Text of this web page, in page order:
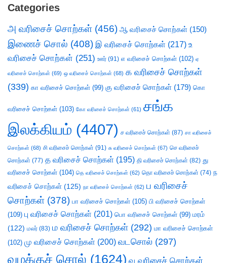
Categories
அ வரிசைச் சொற்கள் (456) ஆ வரிசைச் சொற்கள் (150)
இணைச் சொல் (408) இ வரிசைச் சொற்கள் (217) உ
வரிசைச் சொற்கள் (251) ஊர் (91) எ வரிசைச் சொற்கள் (102) ஏ
வரிசைச் சொற்கள் (69) ஒ வரிசைச் சொற்கள் (68) க வரிசைச் சொற்கள்
(339) கா வரிசைச் சொற்கள் (99) கு வரிசைச் சொற்கள் (179) கொ
வரிசைச் சொற்கள் (103) கோ வரிசைச் சொற்கள் (61) சங்க
இலக்கியம் (4407) ச வரிசைச் சொற்கள் (87) சா வரிசைச்
சொற்கள் (68) சி வரிசைச் சொற்கள் (91) சு வரிசைச் சொற்கள் (67) செ வரிசைச்
சொற்கள் (77) த வரிசைச் சொற்கள் (195) தி வரிசைச் சொற்கள் (82) து
வரிசைச் சொற்கள் (104) தெ வரிசைச் சொற்கள் (62) தொ வரிசைச் சொற்கள் (74) ந
வரிசைச் சொற்கள் (125) நா வரிசைச் சொற்கள் (62) ப வரிசைச்
சொற்கள் (378) பா வரிசைச் சொற்கள் (105) பி வரிசைச் சொற்கள்
(109) பு வரிசைச் சொற்கள் (201) பொ வரிசைச் சொற்கள் (99) மரம்
(122) மலர் (83) ம வரிசைச் சொற்கள் (292) மா வரிசைச் சொற்கள்
(102) மு வரிசைச் சொற்கள் (200) வடசொல் (297)
வழக்குச் சொல் (1624) வ வரிசைச் சொற்கள்